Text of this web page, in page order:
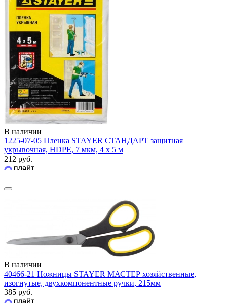
В наличии
1225-07-05 Пленка STAYER СТАНДАРТ защитная
укрывочная, HDPE, 7 мкм, 4 х 5 м
212 руб.
В наличии
40466-21 Ножницы STAYER МАСТЕР хозяйственные,
изогнутые, двухкомпонентные ручки, 215мм
385 руб.